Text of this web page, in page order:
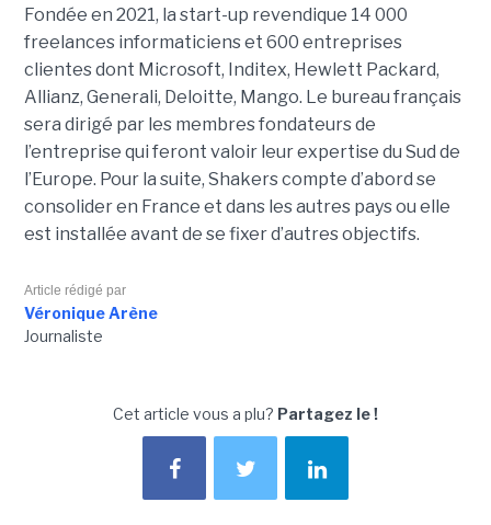
Fondée en 2021, la start-up revendique 14 000
freelances informaticiens et 600 entreprises
clientes dont Microsoft, Inditex, Hewlett Packard,
Allianz, Generali, Deloitte, Mango. Le bureau français
sera dirigé par les membres fondateurs de
l’entreprise qui feront valoir leur expertise du Sud de
l’Europe. Pour la suite, Shakers compte d’abord se
consolider en France et dans les autres pays ou elle
est installée avant de se fixer d’autres objectifs.
Article rédigé par
Véronique Arène
Journaliste
Cet article vous a plu? Partagez le !